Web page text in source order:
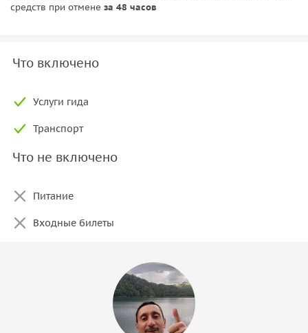
средств при отмене за 48 часов
Что включено
Услуги гида
Транспорт
Что не включено
Питание
Входные билеты